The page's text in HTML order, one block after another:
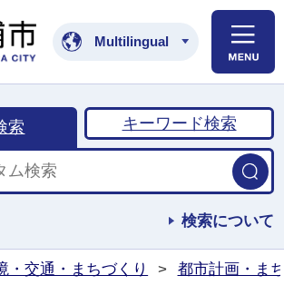
土浦市公式ホームペ
Multilingual
索 キーワード検索
検索について
・交通・まちづくり > 都市計画・ま